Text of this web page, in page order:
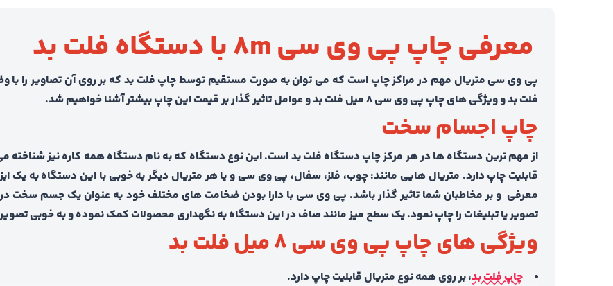
معرفی چاپ پی وی سی 8m با دستگاه فلت بد
پی وی سی متریال مهم در مراکز چاپ است که می توان به صورت مستقیم توسط چاپ فلت بد که بر روی آن تصاویر را با
فلت بد و ویژگی های چاپ پی وی سی 8 میل فلت بد و عوامل تاثیر گذار بر قیمت این چاپ بیشتر آشنا خواهیم شد.
چاپ اجسام سخت
از مهم ترین دستگاه ها در هر مرکز چاپ دستگاه فلت بد است. این نوع دستگاه که به نام دستگاه همه کاره نیز شناخته
قابلیت چاپ دارد. متریال هایی مانند: چوب، فلز، سفال، پی وی سی و یا هر متریال دیگر به خوبی با این دستگاه به یک
معرفی و بر مخاطبان شما تاثیر گذار باشد. پی وی سی با دارا بودن ضخامت های مختلف خود به عنوان یک جسم سخت
تصویر یا تبلیغات را چاپ نمود. یک سطح میز مانند صاف در این دستگاه به نگهداری محصولات کمک نموده و به خوبی
ویژگی های چاپ پی وی سی 8 میل فلت بد
چاپ فلت بد، بر روی همه نوع متریال قابلیت چاپ دارد.